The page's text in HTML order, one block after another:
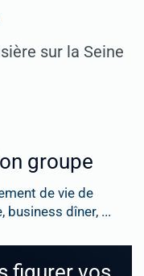
sur la Seine
groupe
de vie de
business dîner, ...